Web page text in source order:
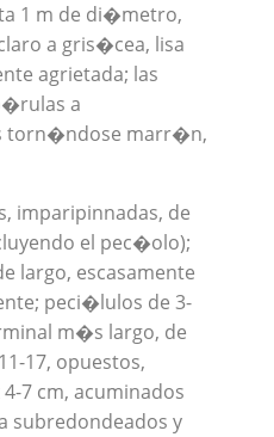
1 m de di�metro,
a gris�cea, lisa
agrietada; las
a
torn�ndose marr�n,
imparipinnadas, de
el pec�olo);
largo, escasamente
peci�lulos de 3-
m�s largo, de
17, opuestos,
7 cm, acuminados
subredondeados y